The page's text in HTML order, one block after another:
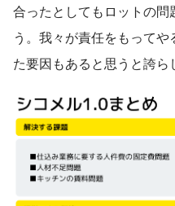
合ったとしてもロットの問
う。我々が責任をもって
た要因もあると思うと誇ら